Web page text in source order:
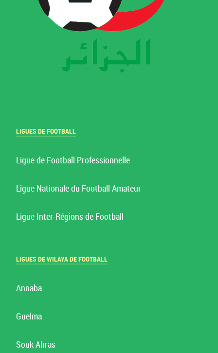
LIGUES DE FOOTBALL
Ligue de Football Professionnelle
Ligue Nationale du Football Amateur
Ligue Inter-Régions de Football
LIGUES DE WILAYA DE FOOTBALL
Annaba
Guelma
Souk Ahras